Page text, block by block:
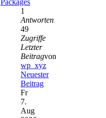
Packages
1
Antworten
49
Zugriffe
Letzter
Beitragvon
wp_xyz
Neuester
Beitrag
Fr
7.
Aug